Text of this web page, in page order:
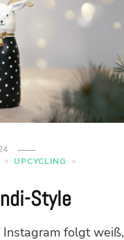
UPCYCLING
Style
folgt weiß,